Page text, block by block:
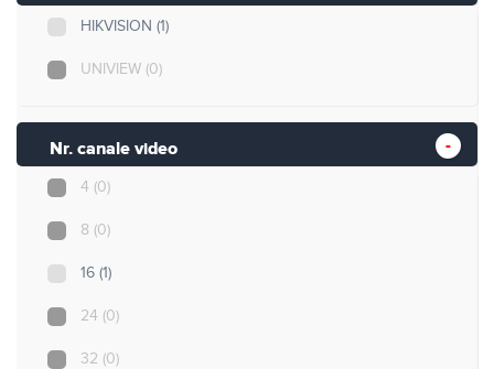
HIKVISION (1)
UNIVIEW (0)
Nr. canale video
4 (0)
8 (0)
16 (1)
24 (0)
32 (0)